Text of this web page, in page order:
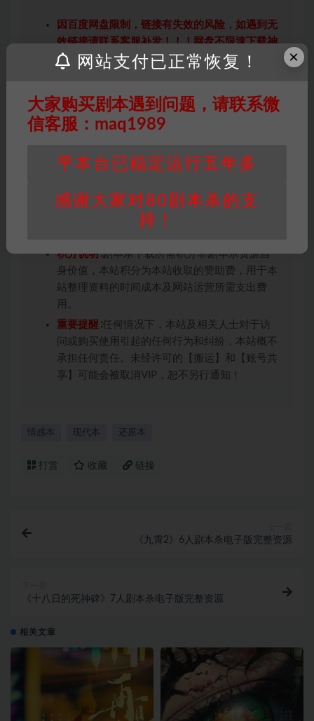
因百度网盘限制，链接有失效的风险，如遇到无
效链接请联系客服补发！！！网盘不限速下载神
器→
点此下载←
投稿+个人整理而来，仅供学习研究使用，请勿
用于商业用途!任何人访问、浏览本站，购买或
未购买，即代表已阅读本声明，理解并同意受本
版权归属：本站提供的任何剧本杀资源内容的版
件通知并提供相关证实资料至邮箱
448271243@qq.com，如若情况属实，我们将
积分说明∶剧本杀下载所需积分非剧本杀资源自
身价值，本站积分为本站收取的赞助费，用于本
站整理资料的时间成本及网站运营所需支出费
用。
重要提醒 ∶任何情况下，本站及相关人士对于访
问或购买使用引起的任何行为和纠纷，本站概不
承担任何责任。未经许可的【搬运】和【账号共
享】可能会被取消VIP，恕不另行通知！
情感本 现代本 还原本
打赏 收藏 链接
《九霄2》6人剧本杀电子版完整资源
《十八日的死神碑》7人剧本杀电子版完整资源
相关文章
×
网站支付已正常恢复！
大家购买剧本遇到问题，请联系微
信客服：maq1989
平本台已稳定运行五年多
感谢大家对80剧本杀的支
持！